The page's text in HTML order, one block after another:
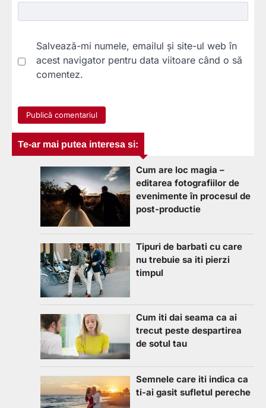
Salvează-mi numele, emailul și site-ul web în
acest navigator pentru data viitoare când o să
comentez.
Te-ar mai putea interesa si:
Cum are loc magia –
editarea fotografiilor de
evenimente în procesul de
post-productie
Tipuri de barbati cu care
nu trebuie sa iti pierzi
timpul
Cum iti dai seama ca ai
trecut peste despartirea
de sotul tau
Semnele care iti indica ca
ti-ai gasit sufletul pereche